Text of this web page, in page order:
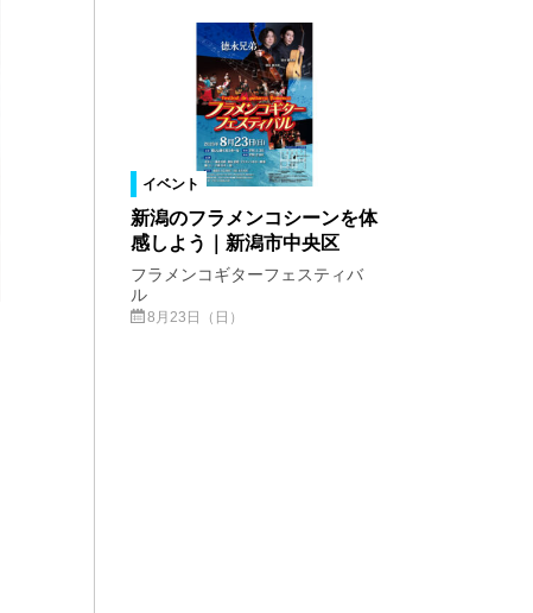
イベント
新潟のフラメンコシーンを体
感しよう｜新潟市中央区
フラメンコギターフェスティバ
ル
8月23日（日）